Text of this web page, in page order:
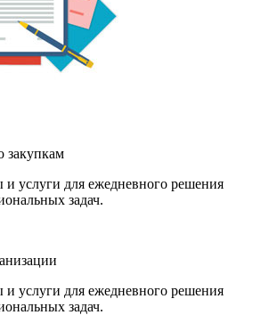
закупкам
услуги для ежедневного решения
задач.
услуги для ежедневного решения
задач.